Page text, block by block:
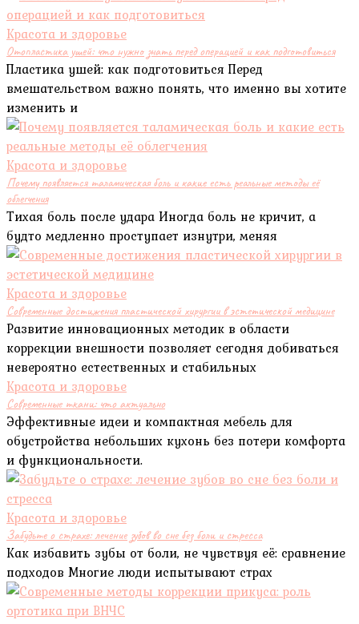
Красота и здоровье
Отопластика ушей: что нужно знать перед операцией и как подготовиться
Пластика ушей: как подготовиться Перед
вмешательством важно понять, что именно вы хотите
изменить и
Красота и здоровье
Почему появляется таламическая боль и какие есть реальные методы её
облегчения
Тихая боль после удара Иногда боль не кричит, а
будто медленно проступает изнутри, меняя
Красота и здоровье
Современные достижения пластической хирургии в эстетической медицине
Развитие инновационных методик в области
коррекции внешности позволяет сегодня добиваться
невероятно естественных и стабильных
Красота и здоровье
Современные ткани: что актуально
Эффективные идеи и компактная мебель для
обустройства небольших кухонь без потери комфорта
и функциональности.
Красота и здоровье
Забудьте о страхе: лечение зубов во сне без боли и стресса
Как избавить зубы от боли, не чувствуя её: сравнение
подходов Многие люди испытывают страх